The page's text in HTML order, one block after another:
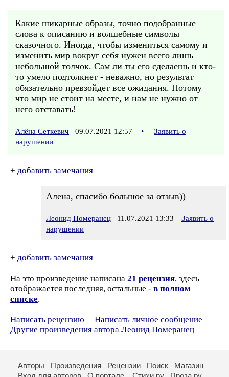
Какие шикарные образы, точно подобранные
слова к описанию и волшебные символы
сказочного. Иногда, чтобы измениться самому и
изменить мир вокруг себя нужен всего лишь
небольшой толчок. Сам ли ты его сделаешь и кто-
то умело подтолкнет - неважно, но результат
обязательно превзойдет все ожидания. Потому
что мир не стоит на месте, и нам не нужно от
него отставать!
Алёна Сеткевич 09.07.2021 12:57 •
Заявить о
нарушении
+ добавить замечания
Алена, спасибо большое за отзыв))
Леонид Померанец 11.07.2021 13:33
Заявить о
нарушении
+ добавить замечания
На это произведение написана 21 рецензия, здесь
отображается последняя, остальные - в полном
списке.
Написать рецензию
Написать личное сообщение
Другие произведения автора Леонид Померанец
Авторы Произведения Рецензии Поиск
Магазин